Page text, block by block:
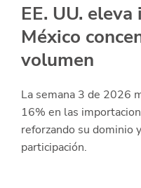
AvoMagazine
AvoEvents
Quiénes Somos
EE. UU.
México
volumen
La semana 3 de 2026
16% en las
reforzando su dominio
participación.